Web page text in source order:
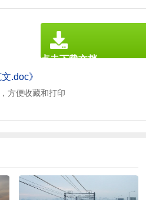
.doc》
方便收藏和打印
点击下载文档